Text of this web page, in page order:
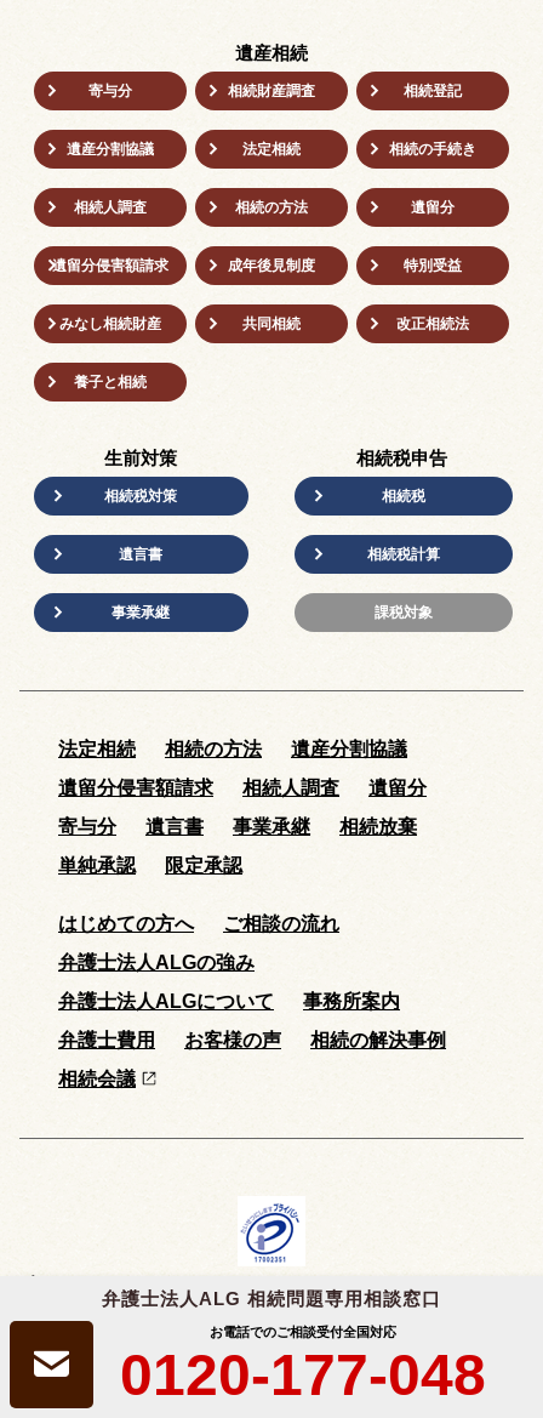
弁護士法人ALG 相続問題専用相談窓口
お電話でのご相談受付全国対応
0120-177-048
遺産相続
寄与分 相続財産調査 相続登記
遺産分割協議 法定相続 相続の⼿続き
相続人調査 相続の方法 遺留分
遺留分侵害額請求 成年後⾒制度 特別受益
みなし相続財産 共同相続 改正相続法
養子と相続
生前対策
相続税対策
遺言書
事業承継
相続税申告
相続税
相続税計算
課税対象
法定相続 相続の方法
遺産分割協議
遺留分侵害額請求
相続人調査
遺留分
寄与分
遺言書 事業承継
相続放棄
単純承認
限定承認
はじめての方へ
ご相談の流れ
弁護士法人ALGの強み
弁護士法人ALGについて
事務所案内
弁護士費用
お客様の声
相続の解決事例
相続会議
弁護士法人ALG&Associatesは、個人情報の適切な取扱いを行う事業者に付与
される「プライバシーマーク」 を取得しています。